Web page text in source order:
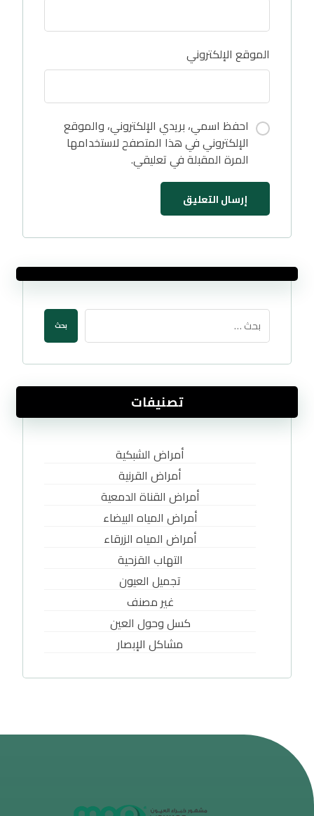
الموقع الإلكتروني
احفظ اسمي، بريدي الإلكتروني، والموقع
الإلكتروني في هذا المتصفح لاستخدامها
المرة المقبلة في تعليقي.
تصنيفات
أمراض الشبكية
أمراض القرنية
أمراض القناة الدمعية
أمراض المياه البيضاء
أمراض المياه الزرقاء
التهاب القزحية
تجميل العيون
غير مصنف
كسل وحول العين
مشاكل الإبصار